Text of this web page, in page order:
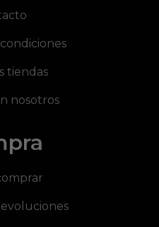
tiendas
nosotros